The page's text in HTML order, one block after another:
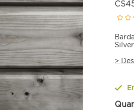
>